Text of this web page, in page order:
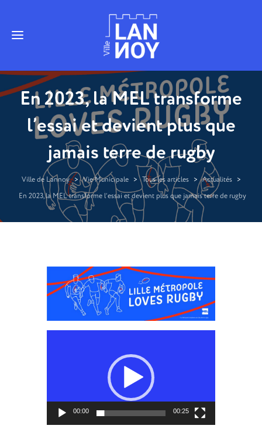
En 2023, la MEL transforme
l’essai et devient plus que
jamais terre de rugby
Ville de Lannoy > Vie Municipale > Tous les articles > Actualités
>
En 2023, la MEL transforme l’essai et devient plus que jamais terre de rugby
00:00 00:25